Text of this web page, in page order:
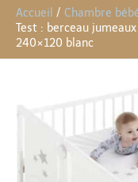
Accueil
Chambre
Test : berceau
240×120 blanc